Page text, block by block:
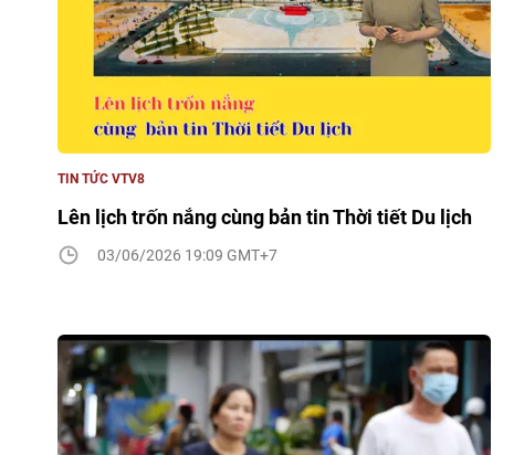
Lên lịch trốn nắng cùng bản tin Thời tiết Du lịch
TIN TỨC VTV8
03/06/2026 19:09 GMT+7